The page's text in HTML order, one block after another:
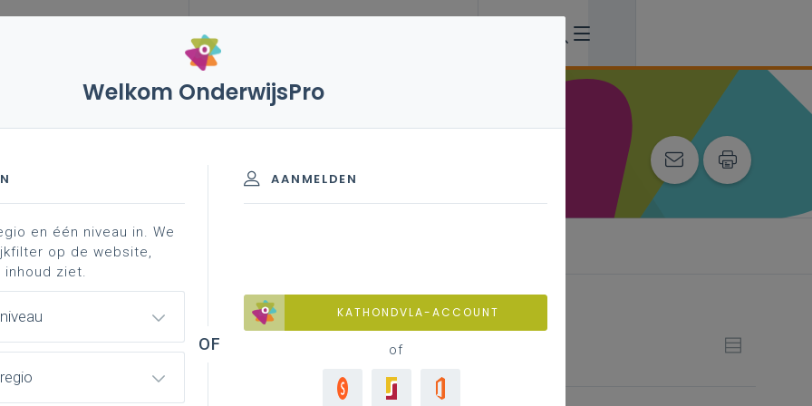
vakken en leerplannen 3de graad
basisinformatie leerplan(n ...
S - 3de graad - A-finaliteit
achtergrond
auto
Welkom OnderwijsPro
AANMELDEN
KATHONDVLA-ACCOUNT
of
en één niveau in. We
op de website,
ziet.